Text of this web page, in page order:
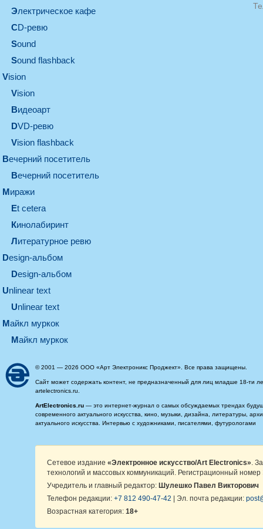
электрическое кафе
CD-ревю
sound
Sound flashback
vision
vision
видеоарт
DVD-ревю
Vision flashback
вечерний посетитель
вечерний посетитель
миражи
et cetera
кинолабиринт
литературное ревю
design-альбом
design-альбом
unlinear text
Unlinear text
майкл муркок
майкл муркок
© 2001 — 2026 ООО «Арт Электроникс Проджект». Все права защищены.
Сайт может содержать контент, не предназначенный для лиц младше 18-ти
artelectronics.ru.
ArtElectronics.ru — это интернет-журнал о самых обсуждаемых трендах
современного актуального искусства, кино, музыки, дизайна, литературы,
актуального искусства. Интервью с художниками, писателями, футурологами
Сетевое издание «Электронное искусство/Art Electronics» .
технологий и массовых коммуникаций. Регистрационный
Учредитель и главный редактор: Шулешко Павел Викторович
Телефон редакции: +7 812 490-47-42 | Эл. почта редакции:
Возрастная категория: 18+